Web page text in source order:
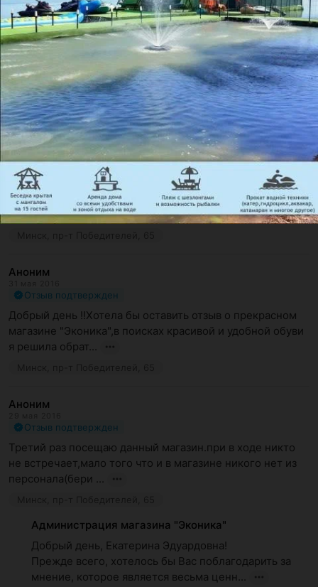
Аноним
25 июля 2016
Отзыв подтвержден
Салоны «эконики» могу только похвалить, нет
претензий ни к качеству, ни к обслуживанию. Магазины
достаточно просторные, ...
Минск, пр-т Победителей, 65
Аноним
15 июня 2016
Отзыв подтвержден Рекомендую
Люблю этот магазин, кстати, по поводу отзыва про
персонал – мне как раз очень нравится ненавязчивость,
я лично сразу хоч...
Аноним
Отзыв подтвержден
Добрый день !!Хотела бы оставить отзыв о прекрасном
магазине "Эконика",в поисках красивой и удобной обуви
я решила обрат...
Аноним
Отзыв подтвержден
Третий раз посещаю данный магазин.при в ходе никто
не встречает,мало того что и в магазине никого нет из
персонала(бери ...
Администрация магазина "Эконика"
Добрый день, Екатерина Эдуардовна!
Прежде всего, хотелось бы Вас поблагодарить за
мнение, которое является весьма ценн...